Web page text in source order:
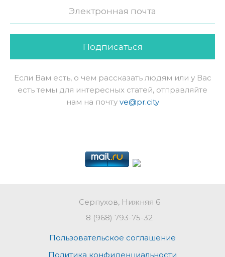
Подписаться
Если Вам есть, о чем рассказать людям или у Вас
есть темы для интересных статей, отправляйте
нам на почту ve@pr.city
Серпухов, Нижняя 6
8 (968) 793-75-32
Пользовательское соглашение
Политика конфиденциальности